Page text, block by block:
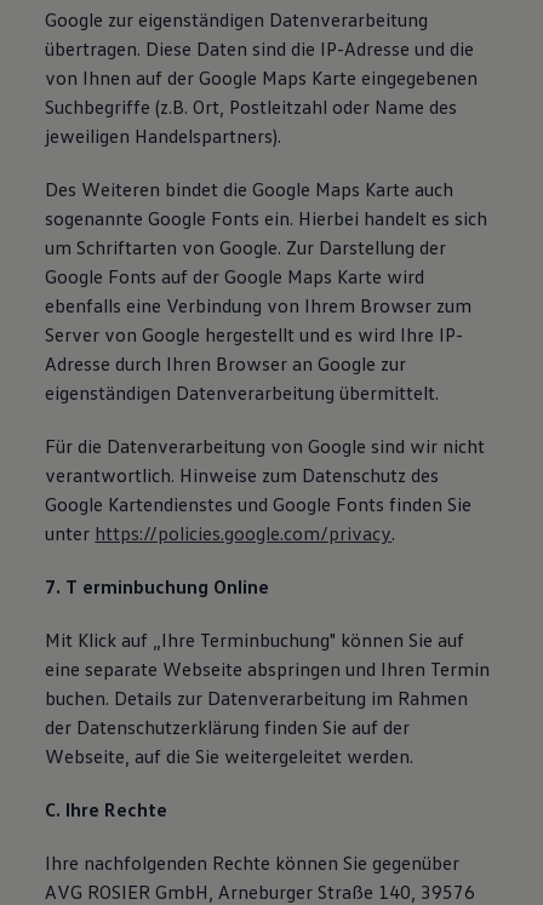
Google zur eigenständigen Datenverarbeitung
übertragen. Diese Daten sind die IP-Adresse und die
von Ihnen auf der Google Maps Karte eingegebenen
Suchbegriffe (z.B. Ort, Postleitzahl oder Name des
jeweiligen Handelspartners).
Des Weiteren bindet die Google Maps Karte auch
sogenannte Google Fonts ein. Hierbei handelt es sich
um Schriftarten von Google. Zur Darstellung der
Google Fonts auf der Google Maps Karte wird
ebenfalls eine Verbindung von Ihrem Browser zum
Server von Google hergestellt und es wird Ihre IP-
Adresse durch Ihren Browser an Google zur
eigenständigen Datenverarbeitung übermittelt.
Für die Datenverarbeitung von Google sind wir nicht
verantwortlich. Hinweise zum Datenschutz des
Google Kartendienstes und Google Fonts finden Sie
unter https://policies.google.com/privacy.
7. T erminbuchung Online
Mit Klick auf „Ihre Terminbuchung" können Sie auf
eine separate Webseite abspringen und Ihren Termin
buchen. Details zur Datenverarbeitung im Rahmen
der Datenschutzerklärung finden Sie auf der
Webseite, auf die Sie weitergeleitet werden.
C. Ihre Rechte
Ihre nachfolgenden Rechte können Sie gegenüber
AVG ROSIER GmbH, Arneburger Straße 140, 39576